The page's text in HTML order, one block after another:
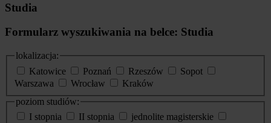
Studia
Formularz wyszukiwania na belce: Studia
lokalizacja:
Katowice
Poznań Rzeszów
Sopot
Warszawa
Wrocław
Kraków
poziom studiów:
I stopnia
II stopnia
jednolite magisterskie